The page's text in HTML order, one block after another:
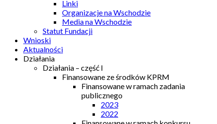
Linki
Organizacje na Wschodzie
Media na Wschodzie
Statut Fundacji
Wnioski
Aktualności
Działania
Działania – część I
Finansowane ze środków KPRM
Finansowane w ramach zadania
publicznego
2023
2022